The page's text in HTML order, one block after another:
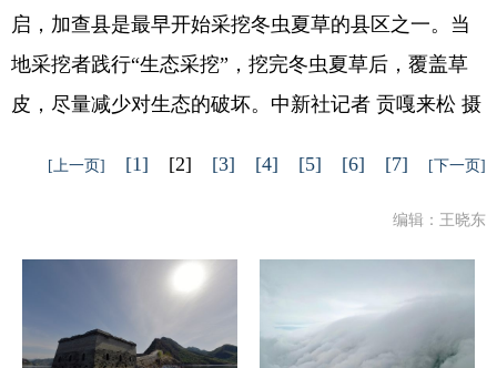
启，加查县是最早开始采挖冬虫夏草的县区之一。当
地采挖者践行“生态采挖”，挖完冬虫夏草后，覆盖草
皮，尽量减少对生态的破坏。中新社记者 贡嘎来松 摄
[上一页] [1] [2] [3] [4] [5] [6] [7] [下一页]
编辑：王晓东